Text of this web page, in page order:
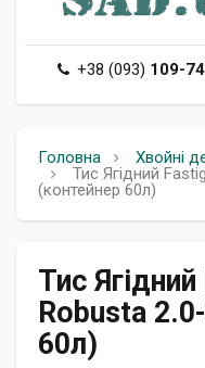
+38 (093) 109-
Головна Хвойні
Тис Ягідний
(контейнер 60л)
Тис
Robusta
60л)